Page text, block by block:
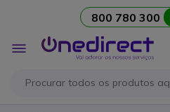
800 780 300
Alternar
Nav